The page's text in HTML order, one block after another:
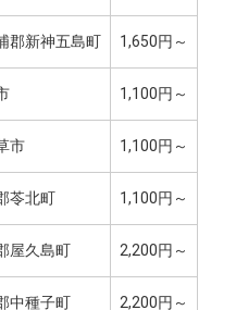
郡新神五島町 1,650円～
1,100円～
市 1,100円～
苓北町 1,100円～
屋久島町 2,200円～
中種子町 2,200円～